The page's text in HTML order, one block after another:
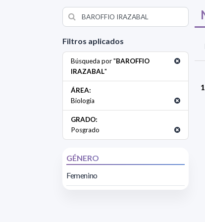
Filtros aplicados
Búsqueda por "BAROFFIO
IRAZABAL"
ÁREA:
Biología
GRADO:
Posgrado
GÉNERO
Femenino